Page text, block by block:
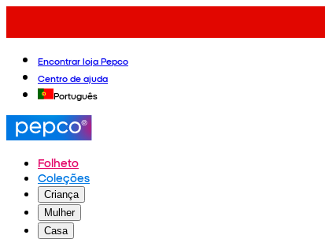
Encontrar loja Pepco
Centro de ajuda
Português
Folheto
Coleções
Criança
Mulher
Casa